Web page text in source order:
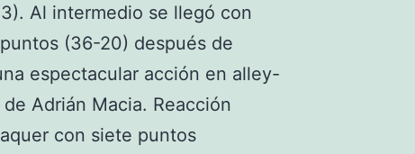
Al intermedio se llegó con
(36-20) después de
espectacular acción en alley-
Adrián Macia. Reacción
con siete puntos